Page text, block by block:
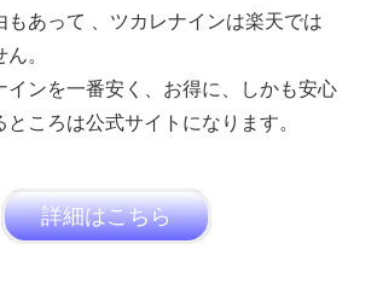
もあって 、ツカレナインは楽天では
。
インを一番安く、お得に、しかも安心
ところは公式サイトになります。
詳細はこちら